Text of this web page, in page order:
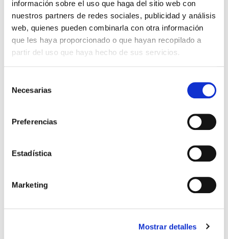
información sobre el uso que haga del sitio web con
nuestros partners de redes sociales, publicidad y análisis
web, quienes pueden combinarla con otra información
que les haya proporcionado o que hayan recopilado a
partir del uso que haya hecho de sus servicios.
Necesarias
Preferencias
Estadística
Marketing
Mostrar detalles
ARCHITECTURAL LIGHTING
Architectural illumination of the
Santa Lucía building - Seville
ARCHITECTURAL LIGHTING